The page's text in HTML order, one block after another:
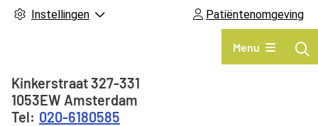
Instellingen Patiëntenomgeving
Hoofdmenu
Menu
Adresgegevens
Kinkerstraat327-331
1053EW Amsterdam
020-6180585